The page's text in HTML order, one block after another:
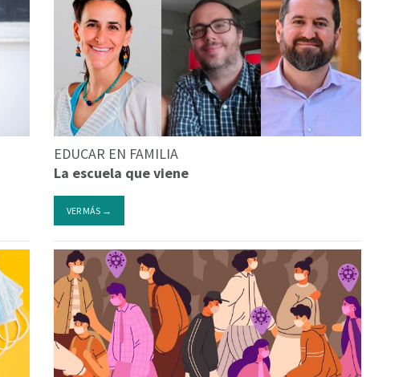
EDUCAR EN FAMILIA
La escuela que viene
VER MÁS →